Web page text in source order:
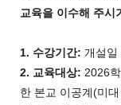
교육을 이수해 주시
1. 수강기간: 개설
2. 교육대상: 2026
한 본교 이공계(미